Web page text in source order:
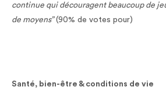
continue qui découragent beaucoup de
de moyens”(90% de votes pour)
Santé, bien-être & conditions de vie